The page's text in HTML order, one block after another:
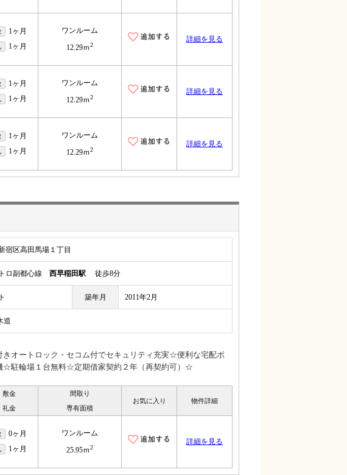
1ヶ月
1ヶ月
ワンルーム
12.29ｍ2
詳細を見る
1ヶ月
1ヶ月
ワンルーム
12.29ｍ2
詳細を見る
1ヶ月
1ヶ月
ワンルーム
12.29ｍ2
詳細を見る
宿区高田馬場１丁目
ロ副都心線 西早稲田駅 徒歩8分
築年月 2011年2月
造
オートロック・セコム付でセキュリティ充実☆便利な宅配ボ
☆駐輪場１台無料☆定期借家契約２年（再契約可）☆
敷金
礼金
間取り
専有面積
お気に入り 物件詳細
0ヶ月
1ヶ月
ワンルーム
25.95ｍ2
詳細を見る